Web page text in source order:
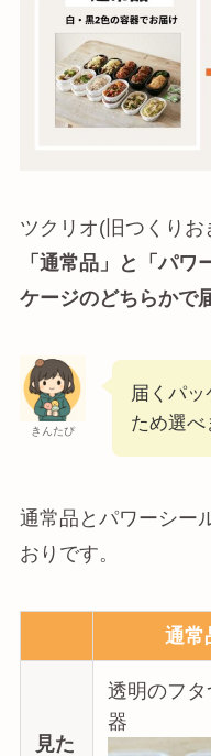
ツクリオ(旧つくりお
「通常品」と「パ
ケージのどちらかで
きんたぴ
届くパ
ため選べ
通常品とパワーシー
おりです。
通常
見た
透明のフタ
器